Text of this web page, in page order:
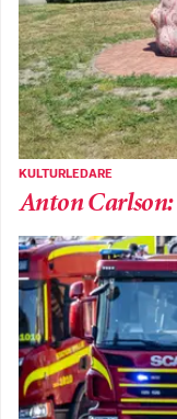
KULTURLEDARE
Anton Carlson: